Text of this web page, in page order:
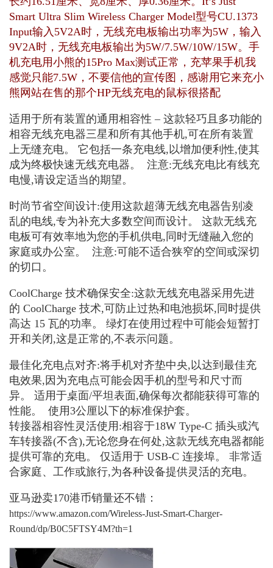
Smart Ultra Slim Wireless Charger Model型号CU.1373
Input输入5V2A时，无线充电板输出功率为5W，输入
9V2A时，无线充电板输出为5W/7.5W/10W/15W。手
机充电用小熊的15Pro Max测试正常，充苹果手机我
感觉只能7.5W，不要信他的宣传图，感谢用它来充小
熊网站在售的那个HP无线充电的鼠标很搭配
适用于所有装置的通用相容性 – 这款轻巧且多功能的
相容无线充电器三星和所有其他手机,可在所有装置
上无缝充电。 它包括一条充电线,以增加便利性,使其
成为终极快速无线充电器。 ​ 注意:无线充电比有线充
电慢,请设定适当的期望。
时尚节省空间设计:使用这款超薄无线充电器告别凌
乱的电线,专为补充大多数空间而设计。 这款无线充
电板可有效率地为您的手机供电,同时无缝融入您的
家庭或办公室。 ​ 注意:可能不适合狭窄的空间或深切
的切口。
CoolCharge 技术确保安全:这款无线充电器采用先进
的 CoolCharge 技术,可防止过热和电池损坏,同时提供
高达 15 瓦的功率。 绿灯在使用过程中可能会短暂打
开和关闭,这是正常的,不表示问题。 ​
最佳化充电点对齐:将手机对齐垫中央,以达到最佳充
电效果,因为充电点可能会因手机的型号和尺寸而
异。 适用于桌面/平坦表面,确保每次都能获得可靠的
性能。 ​ 使用3公厘以下的标准保护套。
转接器相容性灵活使用:相容于18W Type-C 插头或汽
车转接器(不含),无论您身在何处,这款无线充电器都能
提供可靠的充电。 仅适用于 USB-C 连接埠。 非常适
合家庭、工作或旅行,为各种设备提供灵活的充电。 ​
亚马逊卖170港币销量还不错：
https://www.amazon.com/Wireless-Just-Smart-Charger-
Round/dp/B0C5FTSY4M?th=1